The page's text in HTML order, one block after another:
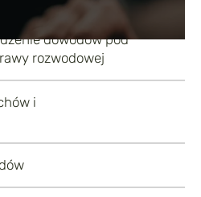
dowodów pod
rozwodowej
i